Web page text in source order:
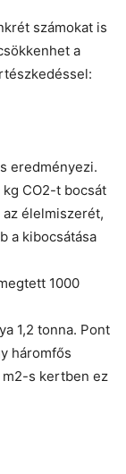
számokat is
a
eredményezi.
CO2-t bocsát
élelmiszerét,
a kibocsátása
1000
1,2 tonna. Pont
háromfős
m2-s kertben ez